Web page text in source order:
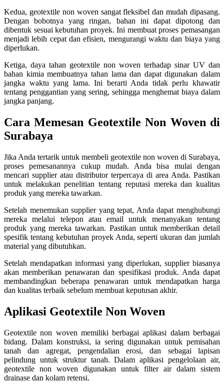
Kedua, geotextile non woven sangat fleksibel dan mudah dipasang.
Dengan bobotnya yang ringan, bahan ini dapat dipotong dan
dibentuk sesuai kebutuhan proyek. Ini membuat proses pemasangan
menjadi lebih cepat dan efisien, mengurangi waktu dan biaya yang
diperlukan.
Ketiga, daya tahan geotextile non woven terhadap sinar UV dan
bahan kimia membuatnya tahan lama dan dapat digunakan dalam
jangka waktu yang lama. Ini berarti Anda tidak perlu khawatir
tentang penggantian yang sering, sehingga menghemat biaya dalam
jangka panjang.
Cara Memesan Geotextile Non Woven di
Surabaya
Jika Anda tertarik untuk membeli geotextile non woven di Surabaya,
proses pemesanannya cukup mudah. Anda bisa mulai dengan
mencari supplier atau distributor terpercaya di area Anda. Pastikan
untuk melakukan penelitian tentang reputasi mereka dan kualitas
produk yang mereka tawarkan.
Setelah menemukan supplier yang tepat, Anda dapat menghubungi
mereka melalui telepon atau email untuk menanyakan tentang
produk yang mereka tawarkan. Pastikan untuk memberikan detail
spesifik tentang kebutuhan proyek Anda, seperti ukuran dan jumlah
material yang dibutuhkan.
Setelah mendapatkan informasi yang diperlukan, supplier biasanya
akan memberikan penawaran dan spesifikasi produk. Anda dapat
membandingkan beberapa penawaran untuk mendapatkan harga
dan kualitas terbaik sebelum membuat keputusan akhir.
Aplikasi Geotextile Non Woven
Geotextile non woven memiliki berbagai aplikasi dalam berbagai
bidang. Dalam konstruksi, ia sering digunakan untuk pemisahan
tanah dan agregat, pengendalian erosi, dan sebagai lapisan
pelindung untuk struktur tanah. Dalam aplikasi pengelolaan air,
geotextile non woven digunakan untuk filter air dalam sistem
drainase dan kolam retensi.